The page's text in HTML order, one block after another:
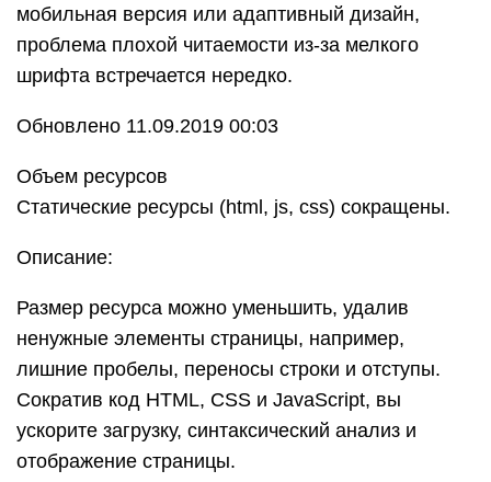
мобильная версия или адаптивный дизайн,
проблема плохой читаемости из-за мелкого
шрифта встречается нередко.
Обновлено 11.09.2019 00:03
Объем ресурсов
Статические ресурсы (html, js, css) сокращены.
Описание:
Размер ресурса можно уменьшить, удалив
ненужные элементы страницы, например,
лишние пробелы, переносы строки и отступы.
Сократив код HTML, CSS и JavaScript, вы
ускорите загрузку, синтаксический анализ и
отображение страницы.